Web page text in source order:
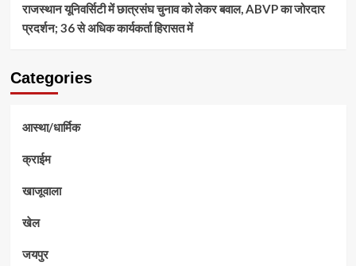
राजस्थान यूनिवर्सिटी में छात्रसंघ चुनाव को लेकर बवाल, ABVP का जोरदार
प्रदर्शन; 36 से अधिक कार्यकर्ता हिरासत में
Categories
आस्था/धार्मिक
क्राईम
खाजूवाला
खेल
जयपुर